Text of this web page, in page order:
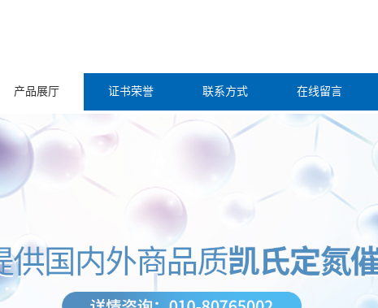
产品展厅 证书荣誉 联系方式 在线留言